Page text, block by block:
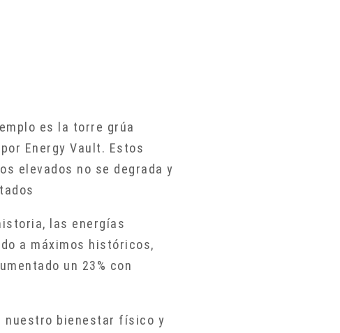
es la torre grúa
Energy Vault. Estos
elevados no se degrada y
las energías
a máximos históricos,
un 23% con
nuestro bienestar físico y